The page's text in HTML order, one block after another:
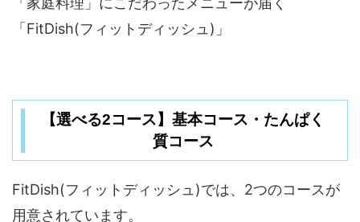
「FitDish(フィットディッシュ)」
【選べる2コース】基本コース・たんぱく
質コース
FitDish(フィットディッシュ)では、2つのコースが
用意されています。